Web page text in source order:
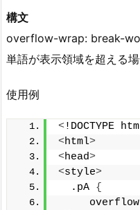
構文
overflow-wrap: break-
単語が表示領域を超える
使用例
<!DOCTYPE
<html>
<head>
<style>
  .pA
{